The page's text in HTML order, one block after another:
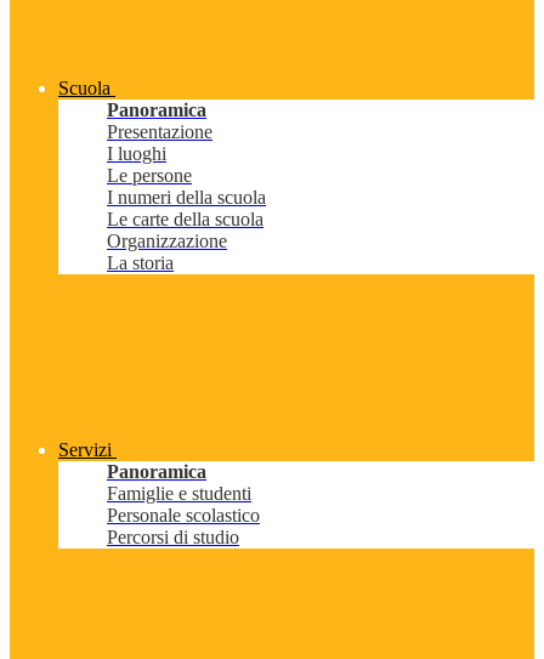
Scuola
Panoramica
Presentazione
I luoghi
Le persone
I numeri della scuola
Le carte della scuola
Organizzazione
La storia
Servizi
Panoramica
Famiglie e studenti
Personale scolastico
Percorsi di studio